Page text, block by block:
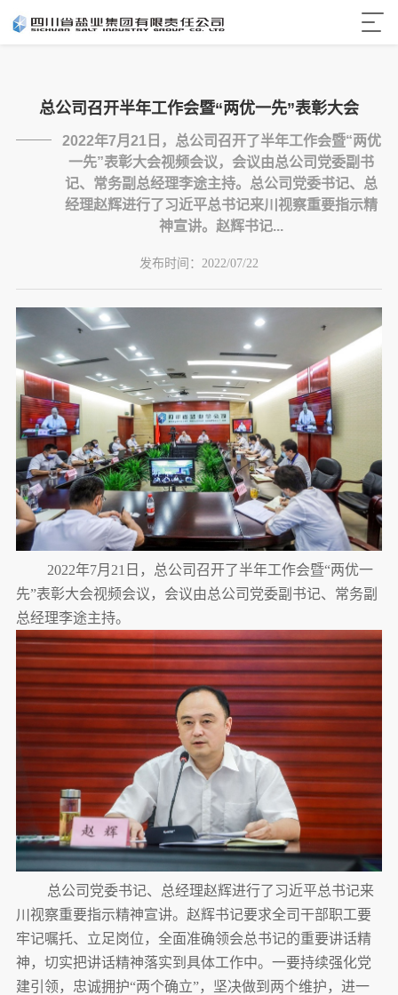
总公司召开半年工作会暨“两优一先”表彰大会
2022年7月21日，总公司召开了半年工作会暨“两优
一先”表彰大会视频会议，会议由总公司党委副书
记、常务副总经理李途主持。总公司党委书记、总
经理赵辉进行了习近平总书记来川视察重要指示精
神宣讲。赵辉书记...
发布时间： 2022/07/22
2022年7月21日，总公司召开了半年工作会暨“两优一
先”表彰大会视频会议，会议由总公司党委副书记、常务副
总经理李途主持。
总公司党委书记、总经理赵辉进行了习近平总书记来
川视察重要指示精神宣讲。赵辉书记要求全司干部职工要
牢记嘱托、立足岗位，全面准确领会总书记的重要讲话精
神，切实把讲话精神落实到具体工作中。一要持续强化党
建引领，忠诚拥护“两个确立”，坚决做到两个维护，进一